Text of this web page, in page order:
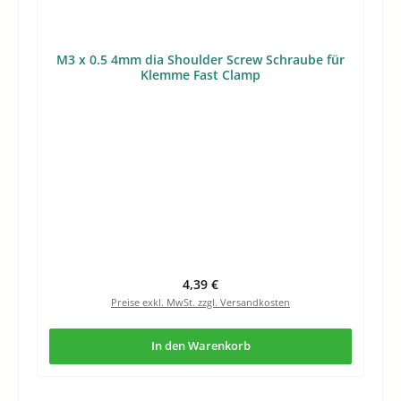
M3 x 0.5 4mm dia Shoulder Screw Schraube für
Klemme Fast Clamp
Regulärer Preis:
4,39 €
Preise exkl. MwSt. zzgl. Versandkosten
In den Warenkorb